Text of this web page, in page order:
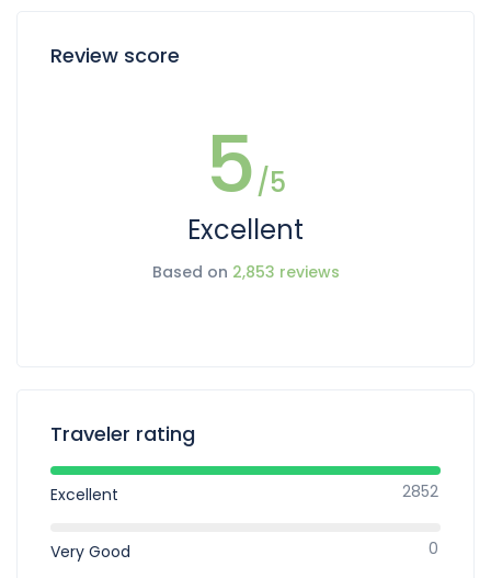
Review score
5/5
Excellent
Based on 2,853 reviews
Traveler rating
Excellent 2852
Very Good 0